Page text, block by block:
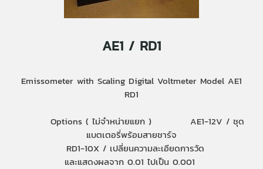
AE1 / RD1
Emissometer with Scaling Digital Voltmeter Model AE1
RD1
Options ( ไม่จำหน่ายแยก ) AE1-12V / ชุด
แบตเตอรี่พร้อมสายชาร์จ
RD1-10X / เปลี่ยนความละเอียดการวัด
และแสดงผลจาก 0.01 ไปเป็น 0.001